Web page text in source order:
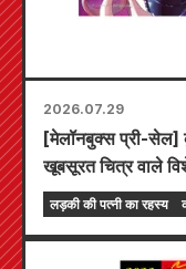
2026.07.29
[मेलॉनबुक्स प्री-सेल]
खूबसूरत चित्र वाले
लिए प्री-ऑर्डर अब
का नवीनतम खंड 6 20
लड़की की पत्नी का रहस्य